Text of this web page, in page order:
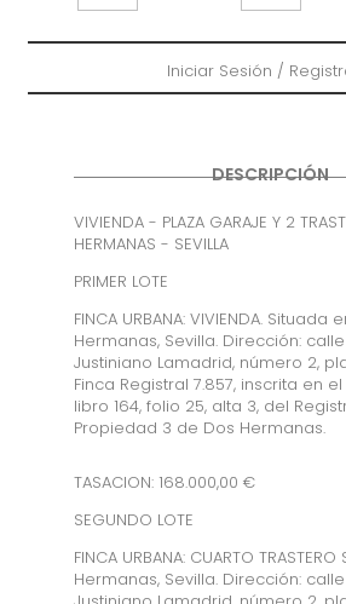
Iniciar Sesión /
DESCRIPCIÓN
VIVIENDA - PLAZA GARAJE Y 2
HERMANAS - SEVILLA
PRIMER LOTE
FINCA URBANA: VIVIENDA. Situada
Hermanas, Sevilla. Dirección:
Justiniano Lamadrid, número 2,
Finca Registral 7.857, inscrita en el
libro 164, folio 25, alta 3, del
Propiedad 3 de Dos Hermanas.
TASACION: 168.000,00 €
SEGUNDO LOTE
FINCA URBANA: CUARTO
Hermanas, Sevilla. Dirección: